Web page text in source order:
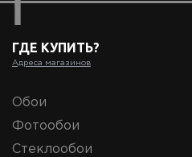
ГДЕ КУПИТЬ?
Адреса магазинов
Обои
Фотообои
Стеклообои